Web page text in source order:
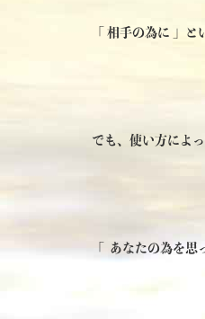
「 相手の為に 」
でも、使い方によ
「 あなたの為を思